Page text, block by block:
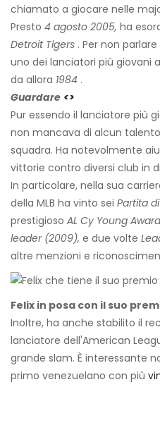
chiamato a giocare nelle
Presto 4 agosto 2005, ha
Detroit Tigers . Per non
uno dei lanciatori più giovani
da allora 1984 .
Guardare <>
Pur essendo il lanciatore più
non mancava di alcun
squadra. Ha notevolmente
vittorie contro diversi club in
In particolare, nella sua
della MLB ha vinto sei Partita
prestigioso AL Cy Young Award
leader (2009), e due volte
altre menzioni e
Felix in posa con il suo
Inoltre, ha anche stabilito il
lanciatore dell'American
grande slam. È interessante
primo venezuelano con più